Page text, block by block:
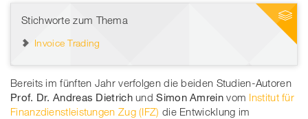
Stichworte zum Thema
Invoice Trading
Bereits im fünften Jahr verfolgen die beiden Studien-Autoren
Prof. Dr. Andreas DietrichundSimon Amreinvom Institut für
Finanzdienstleistungen Zug (IFZ) die Entwicklung im